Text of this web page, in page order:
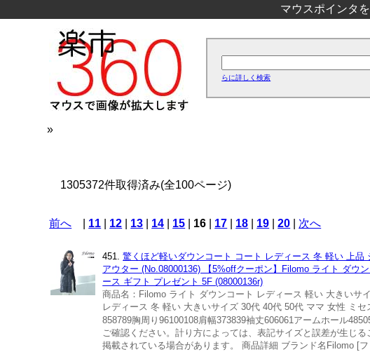
マウスポインタ
らに詳しく検索
»
1305372件取得済み(全100ページ)
前へ 11 12 13 14 15 16 17 18 19 |20 次へ
451.驚くほど軽いダウンコート コート レディース 冬 軽い 上
アウター (No.08000136) 【5%offクーポン】Filomo ライト ダウ
ース ギフト プレゼント 5F (08000136r)
商品名：Filomo ライト ダウンコート レディース 軽い 大きいサ
レディース 冬 軽い 大きいサイズ 30代 40代 50代 ママ 女性 ミ
858789胸周り96100108肩幅373839袖丈606061アームホール
ご確認ください。計り方によっては、表記サイズと誤差が生じ
掲載されている場合があります。 商品詳細 ブランド名Filomo [